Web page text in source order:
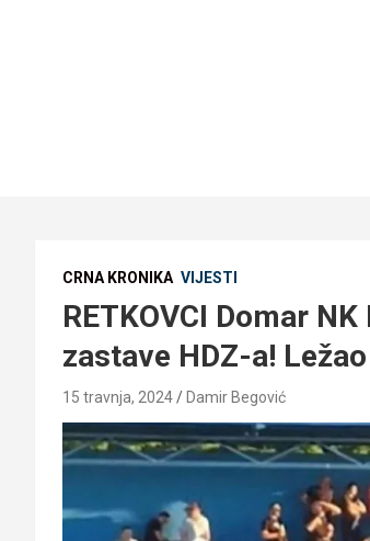
CRNA KRONIKA VIJESTI
RETKOVCI Domar
zastave HDZ-a!
15 travnja, 2024 Damir Begović